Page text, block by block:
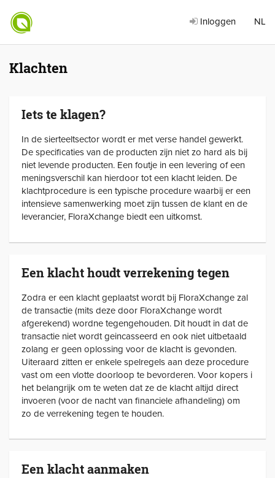
Inloggen NL
Klachten
Iets te klagen?
In de sierteeltsector wordt er met verse handel gewerkt.
De specificaties van de producten zijn niet zo hard als bij
niet levende producten. Een foutje in een levering of een
meningsverschil kan hierdoor tot een klacht leiden. De
klachtprocedure is een typische procedure waarbij er een
intensieve samenwerking moet zijn tussen de klant en de
leverancier, FloraXchange biedt een uitkomst.
Een klacht houdt verrekening tegen
Zodra er een klacht geplaatst wordt bij FloraXchange zal
de transactie (mits deze door FloraXchange wordt
afgerekend) wordne tegengehouden. Dit houdt in dat de
transactie niet wordt geincasseerd en ook niet uitbetaald
zolang er geen oplossing voor de klacht is gevonden.
Uiteraard zitten er enkele spelregels aan deze procedure
vast om een vlotte doorloop te bevorderen. Voor kopers i
het belangrijk om te weten dat ze de klacht altijd direct
invoeren (voor de nacht van financiele afhandeling) om
zo de verrekening tegen te houden.
Een klacht aanmaken